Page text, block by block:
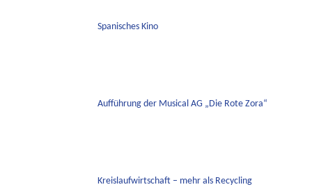
Spanisches Kino
Aufführung der Musical AG „Die Rote Zora“
Kreislaufwirtschaft – mehr als Recycling